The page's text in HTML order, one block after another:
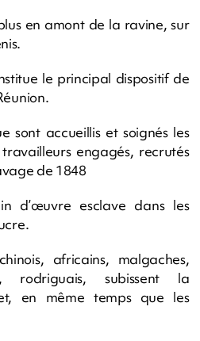
en amont de la ravine, sur
le principal dispositif de
sont accueillis et soignés les
engagés, recrutés
de 1848
d’œuvre esclave dans les
africains, malgaches,
rodriguais, subissent la
en même temps que les